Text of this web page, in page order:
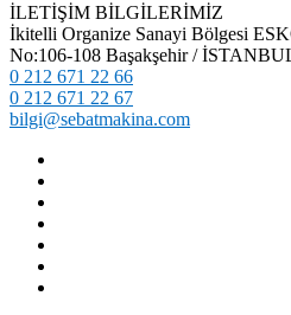
İLETİŞİM BİLGİLERİMİZ
İkitelli Organize Sanayi Bölgesi
No:106-108 Başakşehir /
0 212 671 22 66
0 212 671 22 67
bilgi@sebatmakina.com